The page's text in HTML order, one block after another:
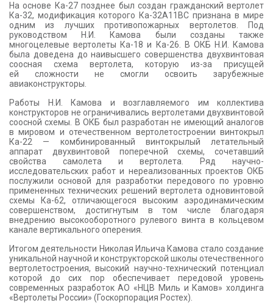
На основе Ка-27 позднее был создан гражданский вертолет
Ка-32, модификация которого Ка-32A11BC признана в мире
одним из лучших противопожарных вертолетов. Под
руководством Н.И. Камова были созданы также
многоцелевые вертолеты Ка-18 и Ка-26. В ОКБ Н.И. Камова
была доведена до наивысшего совершенства двухвинтовая
соосная схема вертолета, которую из-за присущей
ей сложности не смогли освоить зарубежные
авиаконструкторы.
Работы Н.И. Камова и возглавляемого им коллектива
конструкторов не ограничивались вертолетами двухвинтовой
соосной схемы. В ОКБ был разработан не имеющий аналогов
в мировом и отечественном вертолетостроении винтокрыл
Ка-22 — комбинированный винтокрылый летательный
аппарат двухвинтовой поперечной схемы, сочетавший
свойства самолета и вертолета. Ряд научно-
исследовательских работ и нереализованных проектов ОКБ
послужили основой для разработки передового по уровню
примененных технических решений вертолета одновинтовой
схемы Ка-62, отличающегося высоким аэродинамическим
совершенством, достигнутым в том числе благодаря
внедрению высокооборотного рулевого винта в кольцевом
канале вертикального оперения.
Итогом деятельности Николая Ильича Камова стало создание
уникальной научной и конструкторской школы отечественного
вертолетостроения, высокий научно-технический потенциал
которой до сих пор обеспечивает передовой уровень
современных разработок АО «НЦВ Миль и Камов» холдинга
«Вертолеты России» (Госкорпорация Ростех).